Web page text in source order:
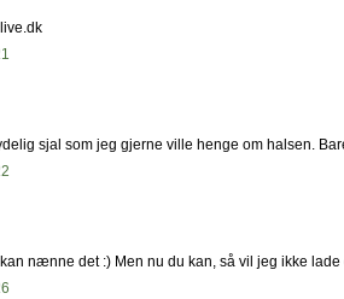
sjal som jeg gjerne ville henge om halsen.
nænne det :) Men nu du kan, så vil jeg ikke lade